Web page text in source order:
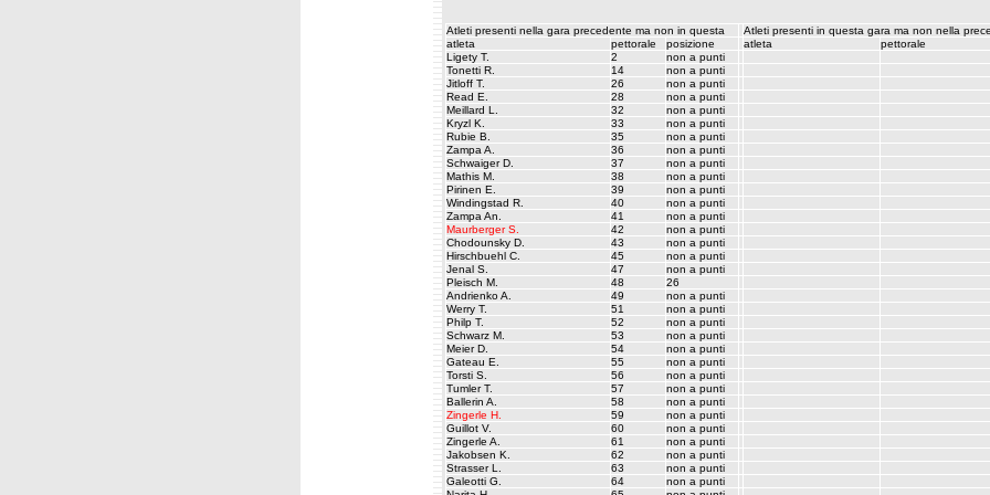
Atleti presenti nella gara precedente ma non in questa
Atleti presenti in questa gara ma non nella
atleta
pettorale posizione atleta
pettorale
Ligety T.
2
non a punti
Tonetti R.
14
non a punti
Jitloff T.
26
non a punti
Read E.
28
non a punti
Meillard L.
32
non a punti
Kryzl K.
33
non a punti
Rubie B.
35
non a punti
Zampa A.
36
non a punti
Schwaiger D.
37
non a punti
Mathis M.
38
non a punti
Pirinen E.
39
non a punti
Windingstad R.
40
non a punti
Zampa An.
41
non a punti
Maurberger S.
42
non a punti
Chodounsky D.
43
non a punti
Hirschbuehl C.
45
non a punti
Jenal S.
47
non a punti
Pleisch M.
48
26
Andrienko A.
49
non a punti
Werry T.
51
non a punti
Philp T.
52
non a punti
Schwarz M.
53
non a punti
Meier D.
54
non a punti
Gateau E.
55
non a punti
Torsti S.
56
non a punti
Tumler T.
57
non a punti
Ballerin A.
58
non a punti
Zingerle H.
59
non a punti
Guillot V.
60
non a punti
Zingerle A.
61
non a punti
Jakobsen K.
62
non a punti
Strasser L.
63
non a punti
Galeotti G.
64
non a punti